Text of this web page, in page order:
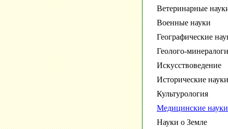
Ветеринарные
Военные науки
Географические
Геолого-
Искусствоведение
Исторические науки
Культурология
Медицинские науки
Науки о Земле